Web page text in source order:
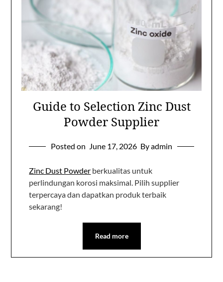
Guide to Selection Zinc Dust
Powder Supplier
Posted on June 17, 2026 By admin
Zinc Dust Powder berkualitas untuk
perlindungan korosi maksimal. Pilih supplier
terpercaya dan dapatkan produk terbaik
sekarang!
Read more